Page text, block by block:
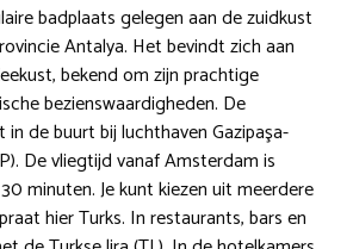
badplaats gelegen aan de zuidkust
Antalya. Het bevindt zich aan
bekend om zijn prachtige
bezienswaardigheden. De
de buurt bij luchthaven Gazipaşa-
De vliegtijd vanaf Amsterdam is
minuten. Je kunt kiezen uit meerdere
hier Turks. In restaurants, bars en